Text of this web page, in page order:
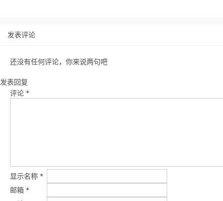
发表评论
还没有任何评论，你来说两句吧
发表回复
评论 *
显示名称 *
邮箱 *